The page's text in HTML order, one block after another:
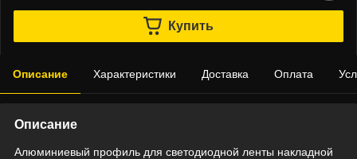
Купить
Описание Характеристики Доставка Оплата
Описание
Алюминиевый профиль для светодиодной ленты накладной